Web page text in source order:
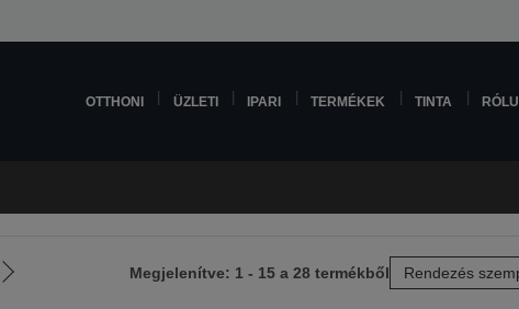
OTTHONI ÜZLETI IPARI TERMÉKEK TINTA
Következő
Megjelenítve: 1 - 15 a 28 termékből Rendezés